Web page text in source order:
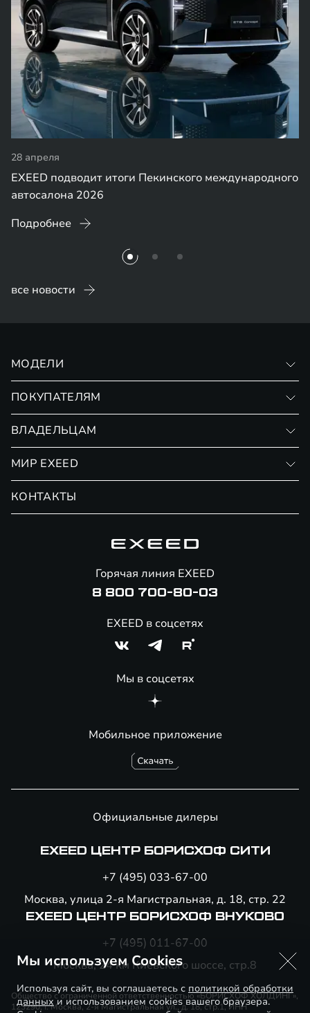
28 апреля
EXEED подводит итоги Пекинского международного
автосалона 2026
Подробнее
все новости
МОДЕЛИ
ПОКУПАТЕЛЯМ
Страхование
ВЛАДЕЛЬЦАМ
Сервис
Помощь на дорогах
Специальные предложения
МИР EXEED
КОНТАКТЫ
Мобильное приложение
Горячая линия EXEED
8 800 700-80-03
EXEED в соцсетях
Мы в соцсетях
Официальные дилеры
EXEED ЦЕНТР БОРИСХОФ СИТИ
+7 (495) 033-67-00
Москва, улица 2-я Магистральная, д. 18, стр. 22
EXEED ЦЕНТР БОРИСХОФ ВНУКОВО
+7 (495) 011-67-00
Москва, 24 км Киевского шоссе, стр.8
Общество с ограниченной ответственностью «БОРИСХОФ ХОЛДИНГ»,
123290, г. Москва, 2-я Магистральная ул., д. 18, стр.1, ИНН
Мы используем Cookies
Используя сайт, вы соглашаетесь с политикой обработки
данныхи использованием cookies вашего браузера.